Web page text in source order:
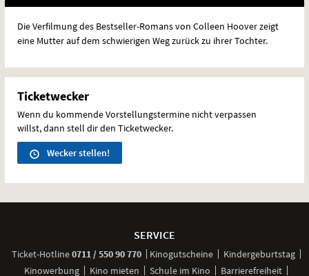
Die Verfilmung des Bestseller-Romans von Colleen Hoover zeigt
eine Mutter auf dem schwierigen Weg zurück zu ihrer Tochter.
Ticketwecker
Wenn du kommende Vorstellungstermine nicht verpassen
willst, dann stell dir den Ticketwecker.
Wecker stellen!
SERVICE
Ticket-Hotline0711 / 550 90 770anrufen
Kinogutscheine
Kindergeburtstag
Kinowerbung
Kino mieten Schule im Kino Barrierefreiheit